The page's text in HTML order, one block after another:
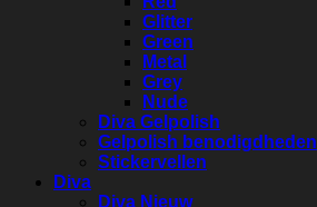
Glitter
Green
Metal
Grey
Nude
Diva Gelpolish
Gelpolish benodigdheden
Stickervellen
Diva
Diva Nieuw